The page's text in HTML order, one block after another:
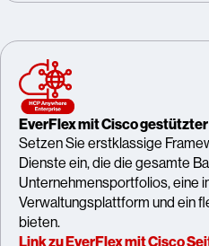
EverFlex mit Cisco
Setzen Sie erstklassige
Dienste ein, die die gesamte
Unternehmensportfolios, eine
Verwaltungsplattform und ein
bieten.
Link zu EverFlex mit Cisco